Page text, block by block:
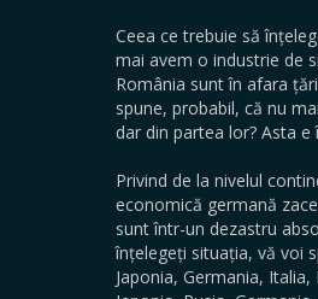
Ceea ce trebuie să
mai avem o industrie de
România sunt în afara
spune, probabil, că nu
dar din partea lor? Asta
Privind de la nivelul
economică germană
sunt într-un dezastru
înțelegeți situația, vă voi
Japonia, Germania,